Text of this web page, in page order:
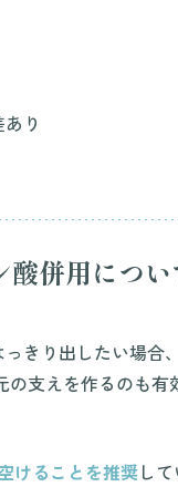
り
併用につい
きり出したい場合、
支えを作るのも有
けることを推奨して